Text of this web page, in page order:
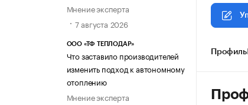
Мнение эксперта
7 августа 2026
ООО «ТФ ТЕПЛОДАР»
Что заставило производителей
изменить подход к автономному
отоплению
Мнение эксперта
Профиль